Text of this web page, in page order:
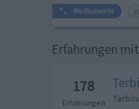
Medikamente
Erfahrungen
178
Erfahrungen